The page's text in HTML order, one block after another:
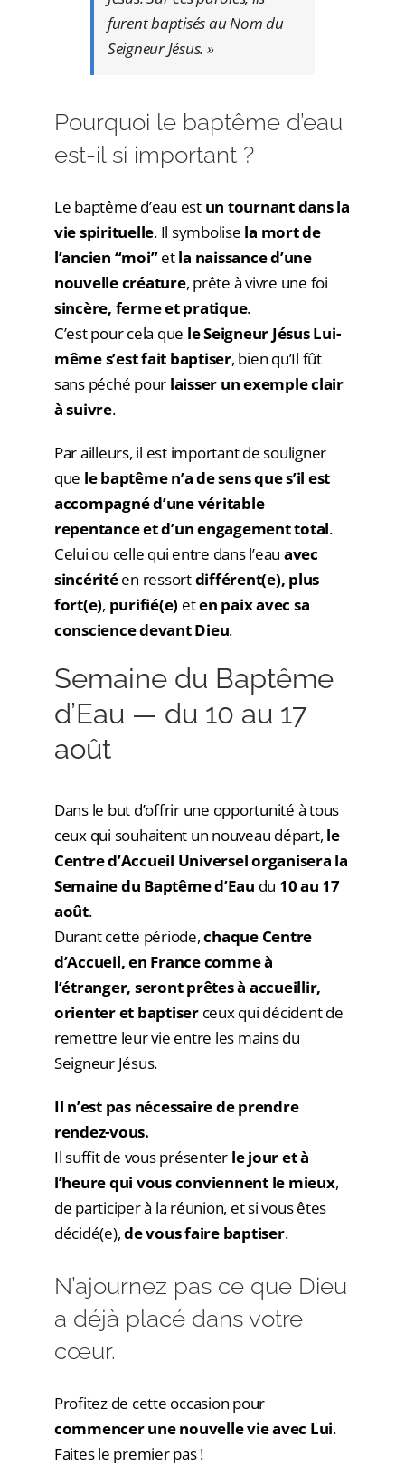
furent baptisés au Nom du
Seigneur Jésus. »
Pourquoi le baptême d’eau
est-il si important ?
Le baptême d’eau est un tournant dans la
vie spirituelle. Il symbolise la mort de
l’ancien “moi”etla naissance d’une
nouvelle créature, prête à vivre une foi
sincère, ferme et pratique.
C’est pour cela que le Seigneur Jésus Lui-
même s’est fait baptiser, bien qu’Il fût
sans péché pour laisser un exemple clair
à suivre.
Par ailleurs, il est important de souligner
que le baptême n’a de sens que s’il est
accompagné d’une véritable
repentance et d’un engagement total.
Celui ou celle qui entre dans l’eau avec
sincéritéen ressortdifférent(e), plus
fort(e), purifié(e) eten paix avec sa
conscience devant Dieu.
Semaine du Baptême
d’Eau — du 10 au 17
août
Dans le but d’offrir une opportunité à tous
ceux qui souhaitent un nouveau départ, le
Centre d’Accueil Universel organisera la
Semaine du Baptême d’Eau du 10 au 17
août.
Durant cette période,chaque Centre
d’Accueil, en France comme à
l’étranger, seront prêtes à accueillir,
orienter et baptiserceux qui décident de
remettre leur vie entre les mains du
Seigneur Jésus.
Il n’est pas nécessaire de prendre
rendez-vous.
Il suffit de vous présenter le jour et à
l’heure qui vous conviennent le mieux,
de participer à la réunion, et si vous êtes
décidé(e),de vous faire baptiser.
N’ajournez pas ce que Dieu
a déjà placé dans votre
cœur.
Profitez de cette occasion pour
commencer une nouvelle vie avec Lui.
Faites le premier pas !